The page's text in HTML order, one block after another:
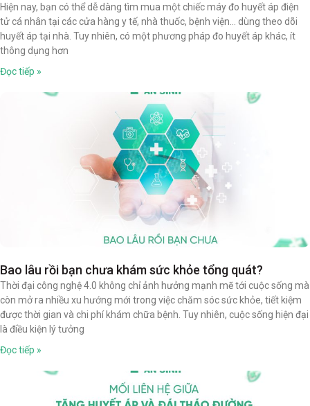
Hiện nay, bạn có thể dễ dàng tìm mua một chiếc máy đo huyết áp điện
tử cá nhân tại các cửa hàng y tế, nhà thuốc, bệnh viện… dùng theo dõi
huyết áp tại nhà. Tuy nhiên, có một phương pháp đo huyết áp khác, ít
thông dụng hơn
Đọc tiếp »
Bao lâu rồi bạn chưa khám sức khỏe tổng quát?
Thời đại công nghệ 4.0 không chỉ ảnh hưởng mạnh mẽ tới cuộc sống mà
còn mở ra nhiều xu hướng mới trong việc chăm sóc sức khỏe, tiết kiệm
được thời gian và chi phí khám chữa bệnh. Tuy nhiên, cuộc sống hiện đại
là điều kiện lý tưởng
Đọc tiếp »